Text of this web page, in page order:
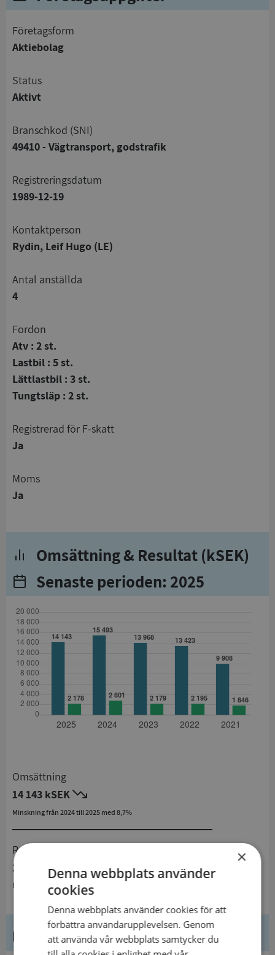
företagsform
Aktiebolag
status
Aktivt
branschkod (SNI)
49410 - Vägtransport, godstrafik
registreringsdatum
1989-12-19
Kontaktperson
Rydin, Leif Hugo (LE)
Antal anställda
4
Fordon
Atv : 2 st.
Lastbil : 5 st.
Lättlastbil : 3 st.
Tungtsläp : 2 st.
registrerad för F-skatt
Ja
Moms
Ja
Omsättning & Resultat (kSEK)
Senaste perioden: 2025
Omsättning
14 143 kSEK
Minskning från 2024 till 2025 med 8,7%
Resultat
2 178 kSEK
Minskning från 2024 till 2025 med 22,2%
Kontaktuppgifter
×
Denna webbplats använder
cookies
Denna webbplats använder cookies för att
förbättra användarupplevelsen. Genom
att använda vår webbplats samtycker du